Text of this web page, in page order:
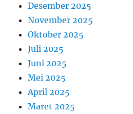
Desember 2025
November 2025
Oktober 2025
Juli 2025
Juni 2025
Mei 2025
April 2025
Maret 2025